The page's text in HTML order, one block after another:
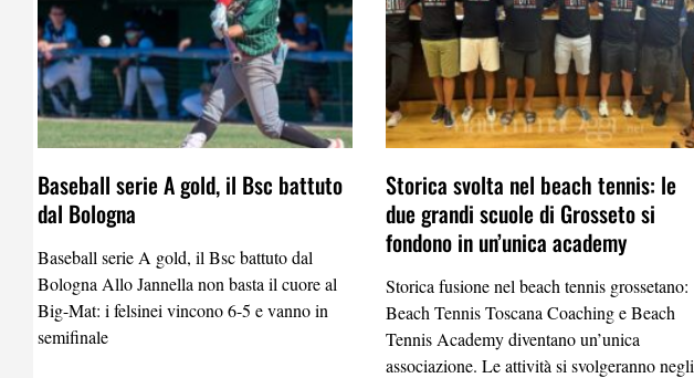
Baseball serie A gold, il Bsc battuto
dal Bologna
Baseball serie A gold, il Bsc battuto dal
Bologna Allo Jannella non basta il cuore al
Big-Mat: i felsinei vincono 6-5 e vanno in
semifinale
Storica svolta nel beach tennis: le
due grandi scuole di Grosseto si
fondono in un’unica academy
Storica fusione nel beach tennis grossetano:
Beach Tennis Toscana Coaching e Beach
Tennis Academy diventano un’unica
associazione. Le attività si svolgeranno negli